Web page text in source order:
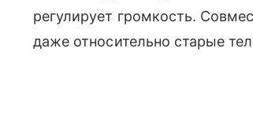
регулирует громкость.
даже относительно старые